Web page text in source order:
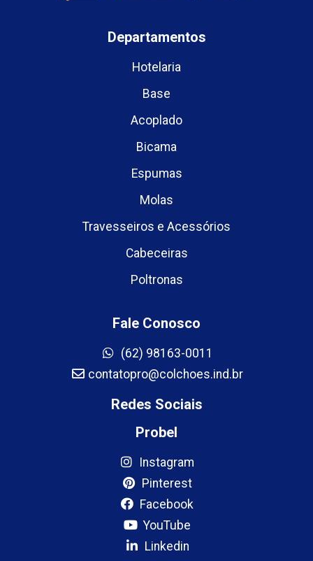
Departamentos
Hotelaria
Base
Acoplado
Bicama
Espumas
Molas
Travesseiros e Acessórios
Cabeceiras
Poltronas
Fale Conosco
(62) 98163-0011
contatopro@colchoes.ind.br
Redes Sociais
Probel
Instagram
Pinterest
Facebook
YouTube
Linkedin